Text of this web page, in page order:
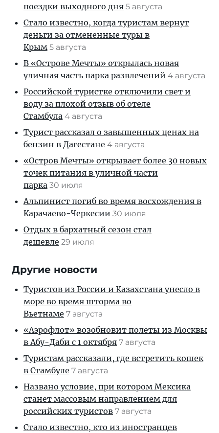
поездки выходного дня 5 августа
Стало известно, когда туристам вернут
деньги за отмененные туры в
Крым 5 августа
В «Острове Мечты» открылась новая
уличная часть парка развлечений 4 августа
Российской туристке отключили свет и
воду за плохой отзыв об отеле
Стамбула 4 августа
Турист рассказал о завышенных ценах на
бензин в Дагестане 4 августа
«Остров Мечты» открывает более 30 новых
точек питания в уличной части
парка 30 июля
Альпинист погиб во время восхождения в
Карачаево-Черкесии 30 июля
Отдых в бархатный сезон стал
дешевле 29 июля
Другие новости
Туристов из России и Казахстана унесло в
море во время шторма во
Вьетнаме 7 августа
«Аэрофлот» возобновит полеты из Москвы
в Абу-Даби с 1 октября 7 августа
Туристам рассказали, где встретить кошек
в Стамбуле 7 августа
Названо условие, при котором Мексика
станет массовым направлением для
российских туристов 7 августа
Стало известно, кто из иностранцев